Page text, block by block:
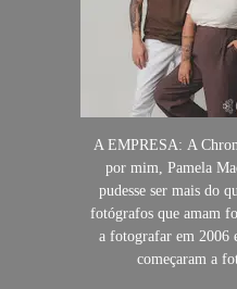
A EMPRESA: A
por mim, Pamela
pudesse ser mais do
fotógrafos que amam
a fotografar em 2006
começaram a